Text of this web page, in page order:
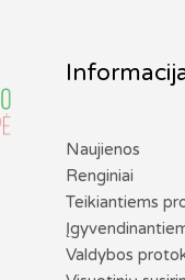
Naujienos
Renginiai
Teikiantiems
Valdybos